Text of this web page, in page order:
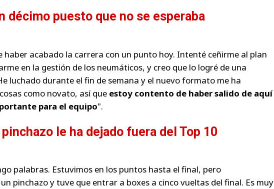
décimo puesto que no se esperaba
haber acabado la carrera con un punto hoy. Intenté ceñirme al plan
en la gestión de los neumáticos, y creo que lo logré de una
luchado durante el fin de semana y el nuevo formato me ha
como novato, así que estoy contento de haber salido de aquí
para el equipo".
le ha dejado fuera del Top 10
palabras. Estuvimos en los puntos hasta el final, pero
pinchazo y tuve que entrar a boxes a cinco vueltas del final. Es muy